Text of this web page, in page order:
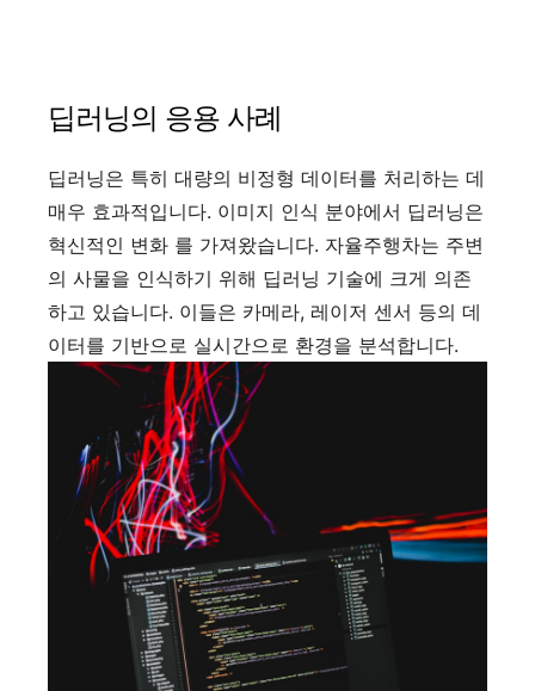
딥러닝의 응용 사례
딥러닝은 특히 대량의 비정형 데이터를 처리하는 데
매우 효과적입니다. 이미지 인식 분야에서 딥러닝은
혁신적인 변화 를 가져왔습니다. 자율주행차는 주변
의 사물을 인식하기 위해 딥러닝 기술에 크게 의존
하고 있습니다. 이들은 카메라, 레이저 센서 등의 데
이터를 기반으로 실시간으로 환경을 분석합니다.